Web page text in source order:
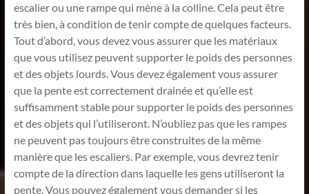
escalier ou une rampe qui mène à la colline. Cela peut être
très bien, à condition de tenir compte de quelques facteurs.
Tout d’abord, vous devez vous assurer que les matériaux
que vous utilisez peuvent supporter le poids des personnes
et des objets lourds. Vous devez également vous assurer
que la pente est correctement drainée et qu’elle est
suffisamment stable pour supporter le poids des personnes
et des objets qui l’utiliseront. N’oubliez pas que les rampes
ne peuvent pas toujours être construites de la même
manière que les escaliers. Par exemple, vous devrez tenir
compte de la direction dans laquelle les gens utiliseront la
pente. Vous pouvez également vous demander si les